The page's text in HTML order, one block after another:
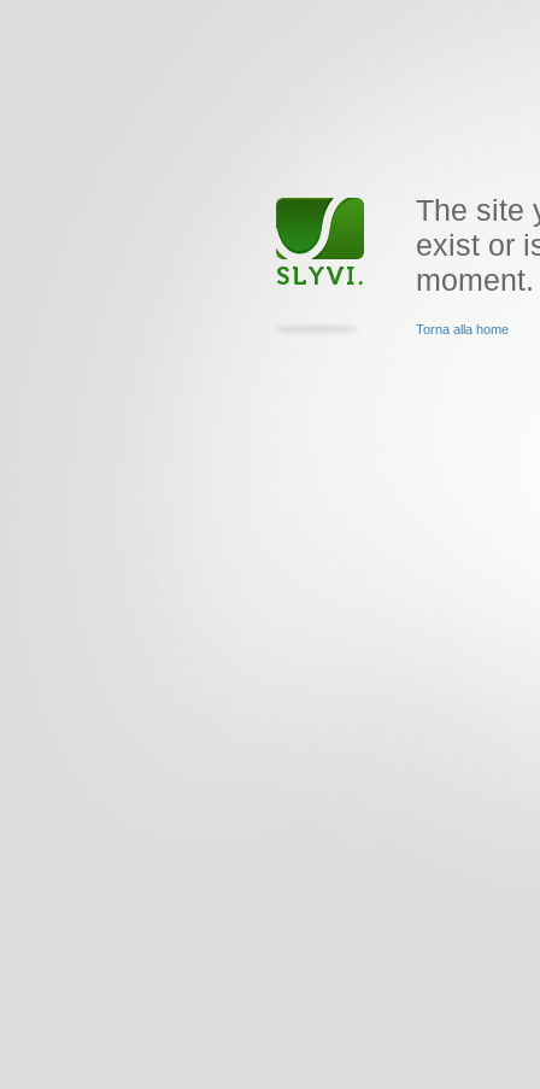
The site
exist or
moment.
Torna alla home